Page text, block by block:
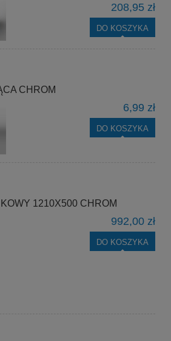
208,95 zł
DO KOSZYKA
CHROM
6,99 zł
DO KOSZYKA
1210X500 CHROM
992,00 zł
DO KOSZYKA